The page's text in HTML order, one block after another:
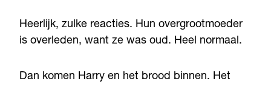
Heerlijk, zulke reacties. Hun overgrootmoeder
is overleden, want ze was oud. Heel normaal.
Dan komen Harry en het brood binnen. Het